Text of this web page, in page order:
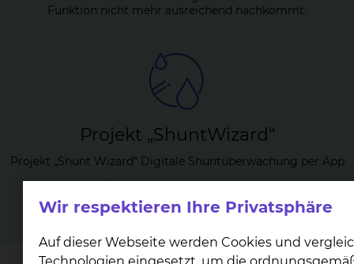
Funktion nicht mehr ausreichend nachkommt.
Pro­jekt „Sh­unt­Wi­zard“
Projekt „Shunt Wizard“ Digitale Shuntüberwachung per App
klinikum-braunschweig.de
Wir respektieren Ihre Privatsphäre
Auf dieser Webseite werden Cookies und
Technologien eingesetzt, um die